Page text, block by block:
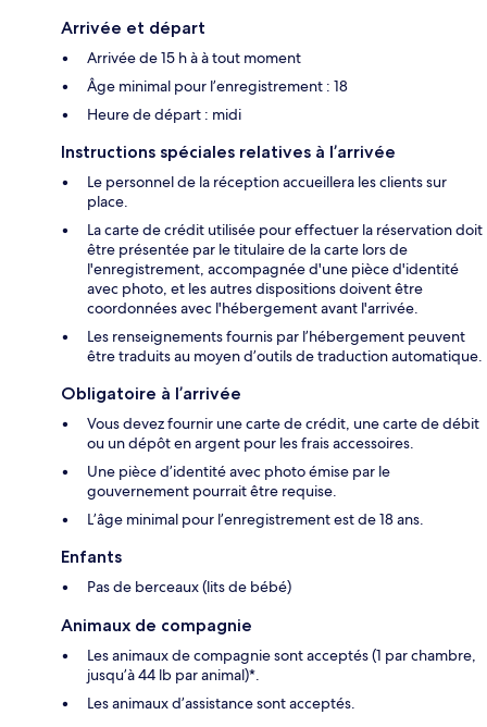
Arrivée et départ
Arrivée de 15 h à à tout moment
Âge minimal pour l’enregistrement : 18
Heure de départ : midi
Instructions spéciales relatives à l’arrivée
Le personnel de la réception accueillera les clients sur
place.
La carte de crédit utilisée pour effectuer la réservation doit
être présentée par le titulaire de la carte lors de
l'enregistrement, accompagnée d'une pièce d'identité
avec photo, et les autres dispositions doivent être
coordonnées avec l'hébergement avant l'arrivée.
Les renseignements fournis par l’hébergement peuvent
être traduits au moyen d’outils de traduction automatique.
Obligatoire à l’arrivée
Vous devez fournir une carte de crédit, une carte de débit
ou un dépôt en argent pour les frais accessoires.
Une pièce d’identité avec photo émise par le
gouvernement pourrait être requise.
L’âge minimal pour l’enregistrement est de 18 ans.
Enfants
Pas de berceaux (lits de bébé)
Animaux de compagnie
Les animaux de compagnie sont acceptés (1 par chambre,
jusqu’à 44 lb par animal)*.
Les animaux d’assistance sont acceptés.